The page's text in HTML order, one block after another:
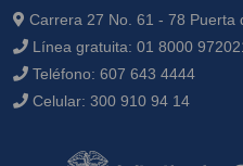
Carrera 27 No. 61 - 78 Puerta
Línea gratuita: 01 8000
Teléfono: 607 643 4444
Celular: 300 910 94 14